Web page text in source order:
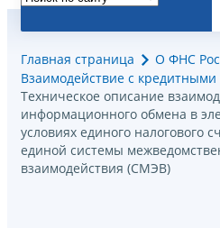
Главная страница
О ФНС
Взаимодействие с
Техническое описание
информационного обмена в
условиях единого налогового
единой системы
взаимодействия (СМЭВ)